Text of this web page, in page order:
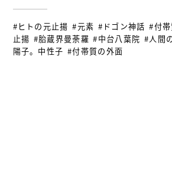
#ヒトの元止揚 #元素 #ドゴン神話 #付
止揚 #胎蔵界曼荼羅 #中台八葉院 #人間
陽子。中性子 #付帯質の外面